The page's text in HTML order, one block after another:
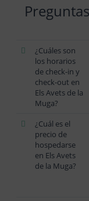
¿Cuáles son
los horarios
de check-in y
check-out en
Els Avets de la
Muga?
¿Cuál es el
precio de
hospedarse
en Els Avets
de la Muga?